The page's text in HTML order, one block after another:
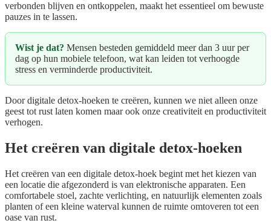
verbonden blijven en ontkoppelen, maakt het essentieel om bewuste
pauzes in te lassen.
Wist je dat? Mensen besteden gemiddeld meer dan 3 uur per
dag op hun mobiele telefoon, wat kan leiden tot verhoogde
stress en verminderde productiviteit.
Door digitale detox-hoeken te creëren, kunnen we niet alleen onze
geest tot rust laten komen maar ook onze creativiteit en productiviteit
verhogen.
Het creëren van digitale detox-hoeken
Het creëren van een digitale detox-hoek begint met het kiezen van
een locatie die afgezonderd is van elektronische apparaten. Een
comfortabele stoel, zachte verlichting, en natuurlijk elementen zoals
planten of een kleine waterval kunnen de ruimte omtoveren tot een
oase van rust.